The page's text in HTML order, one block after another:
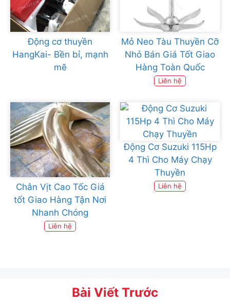
Động cơ thuyền
HangKai- Bền bỉ, mạnh
mẽ
Mỏ Neo Tàu Thuyền Cỡ
Nhỏ Bán Giá Tốt Giao
Hàng Toàn Quốc
Liên hệ
Chân Vịt Cao Tốc Giá
tốt Giao Hàng Tận Nơi
Nhanh Chóng
Liên hệ
Động Cơ Suzuki 115Hp
4 Thì Cho Máy Chạy
Thuyền
Liên hệ
Bài Viết Trước